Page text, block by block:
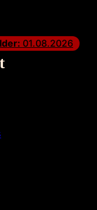
01.08.2026